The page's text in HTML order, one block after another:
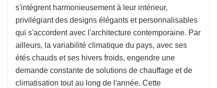
s'intègrent harmonieusement à leur intérieur,
privilégiant des designs élégants et personnalisables
qui s'accordent avec l'architecture contemporaine. Par
ailleurs, la variabilité climatique du pays, avec ses
étés chauds et ses hivers froids, engendre une
demande constante de solutions de chauffage et de
climatisation tout au long de l'année. Cette